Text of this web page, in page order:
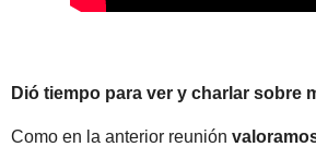
Dió tiempo para ver y charlar sobre
Como en la anterior reunión